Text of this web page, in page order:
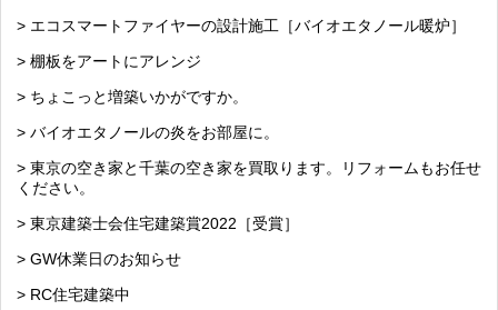
> エコスマートファイヤーの設計施工［バイオエタノール暖炉］
> 棚板をアートにアレンジ
> ちょこっと増築いかがですか。
> バイオエタノールの炎をお部屋に。
> 東京の空き家と千葉の空き家を買取ります。リフォームもお任せ
ください。
> 東京建築士会住宅建築賞2022［受賞］
> GW休業日のお知らせ
> RC住宅建築中